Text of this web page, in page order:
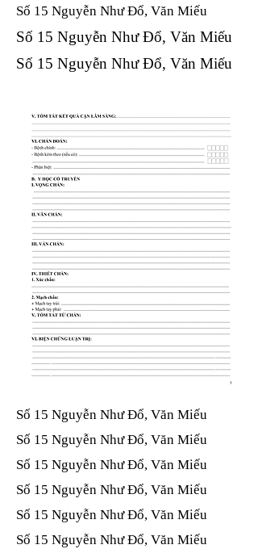
Số 15 Nguyễn Như Đổ, Văn Miếu​​​​
Số 15 Nguyễn Như Đổ, Văn Miếu​​​​
Số 15 Nguyễn Như Đổ, Văn Miếu​​​​
Số 15 Nguyễn Như Đổ, Văn Miếu​​​​
Số 15 Nguyễn Như Đổ, Văn Miếu​​​​
Số 15 Nguyễn Như Đổ, Văn Miếu​​​​
Số 15 Nguyễn Như Đổ, Văn Miếu​​​​
Số 15 Nguyễn Như Đổ, Văn Miếu​​​​
Số 15 Nguyễn Như Đổ, Văn Miếu​​​​